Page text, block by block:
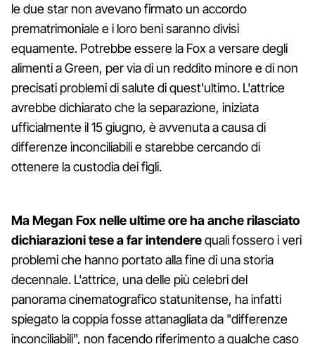
le due star non avevano firmato un accordo
prematrimoniale e i loro beni saranno divisi
equamente. Potrebbe essere la Fox a versare degli
alimenti a Green, per via di un reddito minore e di non
precisati problemi di salute di quest'ultimo. L'attrice
avrebbe dichiarato che la separazione, iniziata
ufficialmente il 15 giugno, è avvenuta a causa di
differenze inconciliabili e starebbe cercando di
ottenere la custodia dei figli.
Ma Megan Fox nelle ultime ore ha anche rilasciato
dichiarazioni tese a far intenderequali fossero i veri
problemi che hanno portato alla fine di una storia
decennale. L'attrice, una delle più celebri del
panorama cinematografico statunitense, ha infatti
spiegato la coppia fosse attanagliata da "differenze
inconciliabili", non facendo riferimento a qualche caso